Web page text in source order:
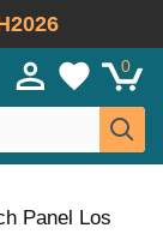
0
Panel Los